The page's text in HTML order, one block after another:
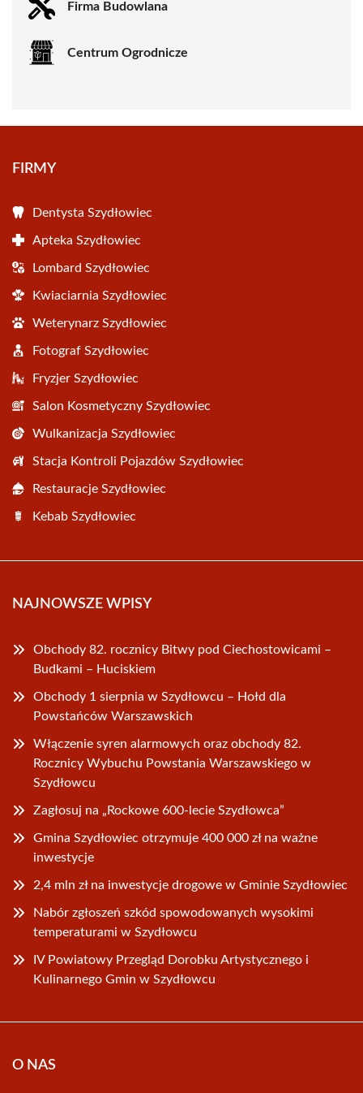
Firma Budowlana
Centrum Ogrodnicze
FIRMY
Dentysta Szydłowiec
Apteka Szydłowiec
Lombard Szydłowiec
Kwiaciarnia Szydłowiec
Weterynarz Szydłowiec
Fotograf Szydłowiec
Fryzjer Szydłowiec
Salon Kosmetyczny Szydłowiec
Wulkanizacja Szydłowiec
Stacja Kontroli Pojazdów Szydłowiec
Restauracje Szydłowiec
Kebab Szydłowiec
NAJNOWSZE WPISY
Obchody 82. rocznicy Bitwy pod Ciechostowicami –
Budkami – Huciskiem
Obchody 1 sierpnia w Szydłowcu – Hołd dla
Powstańców Warszawskich
Włączenie syren alarmowych oraz obchody 82.
Rocznicy Wybuchu Powstania Warszawskiego w
Szydłowcu
Zagłosuj na „Rockowe 600-lecie Szydłowca”
Gmina Szydłowiec otrzymuje 400 000 zł na ważne
inwestycje
2,4 mln zł na inwestycje drogowe w Gminie Szydłowiec
Nabór zgłoszeń szkód spowodowanych wysokimi
temperaturami w Szydłowcu
IV Powiatowy Przegląd Dorobku Artystycznego i
Kulinarnego Gmin w Szydłowcu
O NAS